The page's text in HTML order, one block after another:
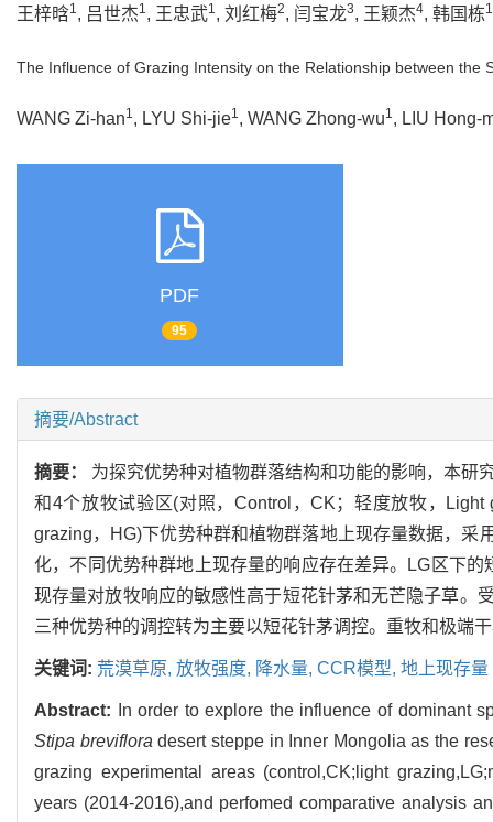
王梓晗1, 吕世杰1, 王忠武1, 刘红梅2, 闫宝龙3, 王颖杰4, 韩国栋1
The Influence of Grazing Intensity on the Relationship between
WANG Zi-han1, LYU Shi-jie1, WANG Zhong-wu1, LIU Hong-
PDF
95
摘要/Abstract
摘要： 为探究优势种对植物群落结构和功能的影响，本
和4个放牧试验区(对照，Control，CK；轻度放牧，
grazing，HG)下优势种群和植物群落地上现存量数据，
化，不同优势种群地上现存量的响应存在差异。LG区下
现存量对放牧响应的敏感性高于短花针茅和无芒隐子草。
三种优势种的调控转为主要以短花针茅调控。重牧和极端
关键词: 荒漠草原, 放牧强度, 降水量, CCR模型, 地上现存量
Abstract:
In order to explore the influence of dominant
Stipa breviflora desert steppe in Inner Mongolia as the
grazing experimental areas (control,CK;light
years (2014-2016),and perfomed comparative analysis